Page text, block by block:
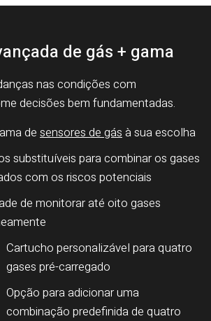
de gás + gama
nas condições com
decisões bem fundamentadas.
de sensores de gásà sua escolha
substituíveis para combinar os gases
com os riscos potenciais
de monitorar até oito gases
Cartucho personalizável para quatro
gases pré-carregado
Opção para adicionar uma
combinação predefinida de quatro